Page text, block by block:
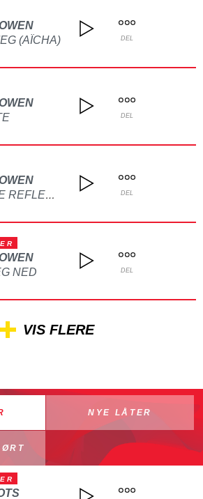
(AÏCHA)
DEL
DEL
UKJENTE REFLEKSJONER DEL
NED
DEL
VIS FLERE
NYE LÅTER